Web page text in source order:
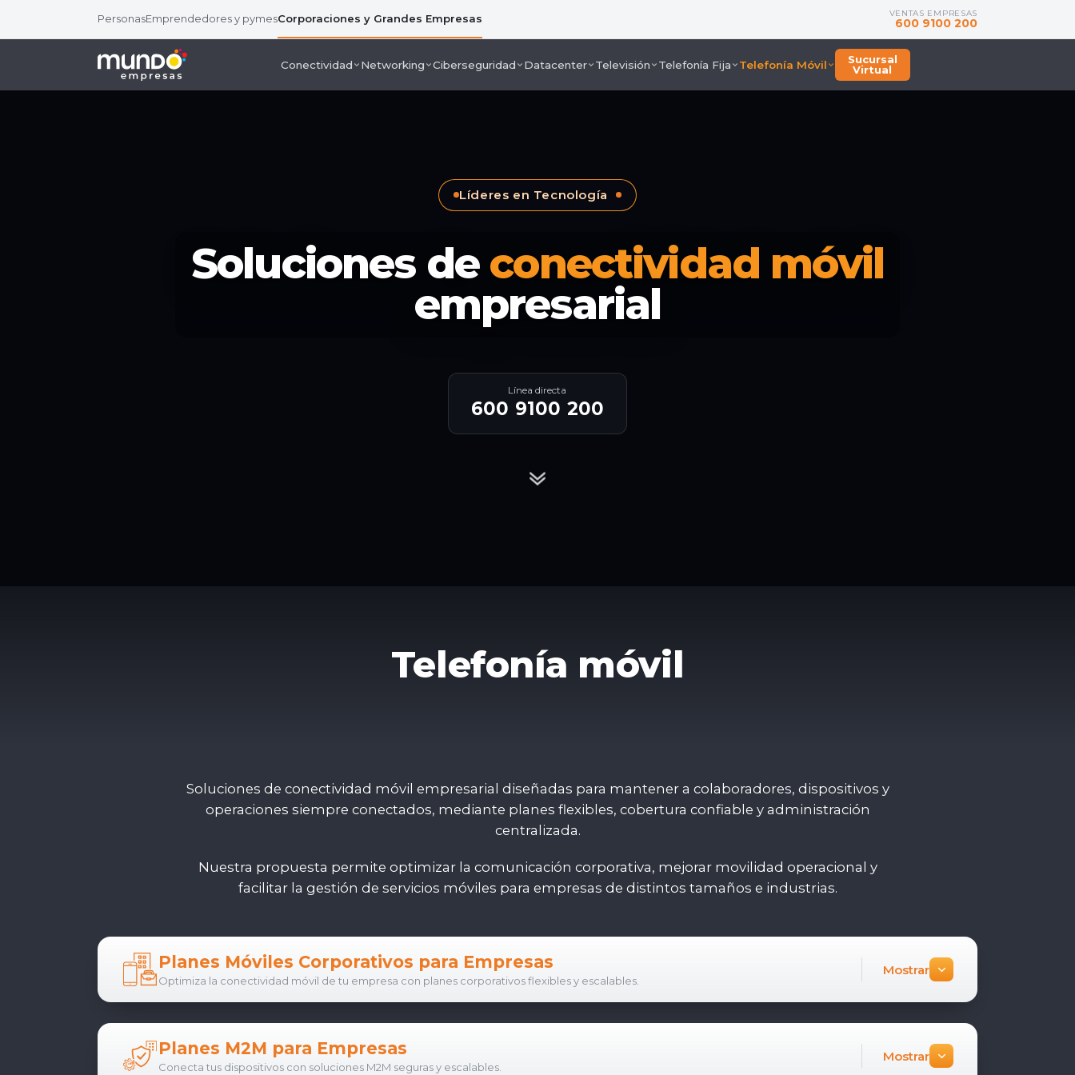
PersonasEmprendedores y pymesCorporaciones y Grandes Empresas VENTAS EMPRESAS
600 9100 200
Conectividad Networking Ciberseguridad Datacenter Televisión Telefonía Fija Telefonía Móvil
Sucursal
Virtual
Líderes en Tecnología
Soluciones de conectividad móvil
empresarial
Línea directa
600 9100 200
Telefonía móvil
Soluciones de conectividad móvil empresarial diseñadas para mantener a colaboradores, dispositivos y
operaciones siempre conectados, mediante planes flexibles, cobertura confiable y administración
centralizada.
Nuestra propuesta permite optimizar la comunicación corporativa, mejorar movilidad operacional y
facilitar la gestión de servicios móviles para empresas de distintos tamaños e industrias.
Planes Móviles Corporativos para Empresas
Optimiza la conectividad móvil de tu empresa con planes corporativos flexibles y escalables.
Planes M2M para Empresas
Conecta tus dispositivos con soluciones M2M seguras y escalables.